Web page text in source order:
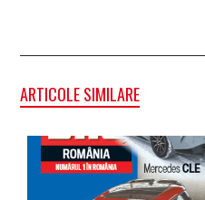
ARTICOLE SIMILARE